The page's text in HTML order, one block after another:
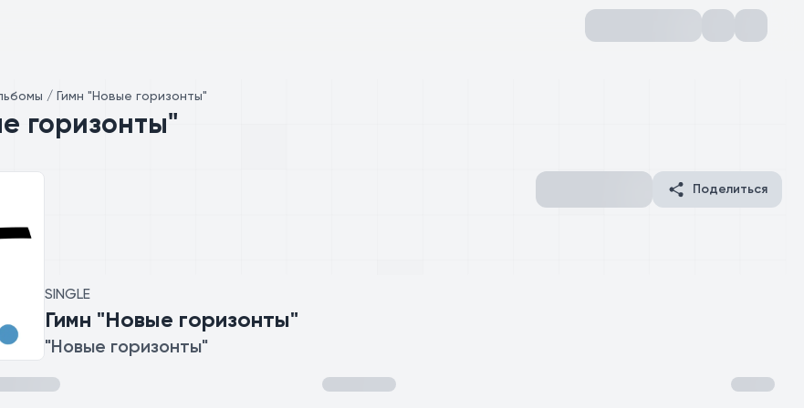
/ Гимн "Новые горизонты"
горизонты"
SINGLE
Гимн "Новые горизонты"
"Новые горизонты"
Поделиться